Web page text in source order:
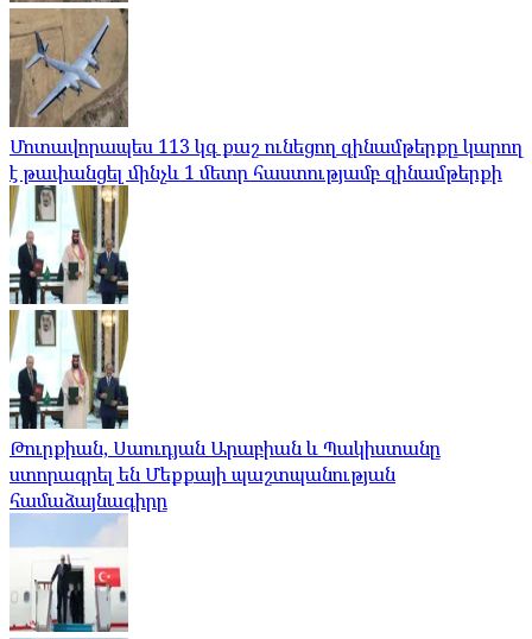
Մոտավորապես 113 կգ քաշ ունեցող զինամթերքը կարող
է թափանցել մինչև 1 մետր հաստությամբ զինամթերքի
Թուրքիան, Սաուդյան Արաբիան և Պակիստանը
ստորագրել են Մեքքայի պաշտպանության
համաձայնագիրը